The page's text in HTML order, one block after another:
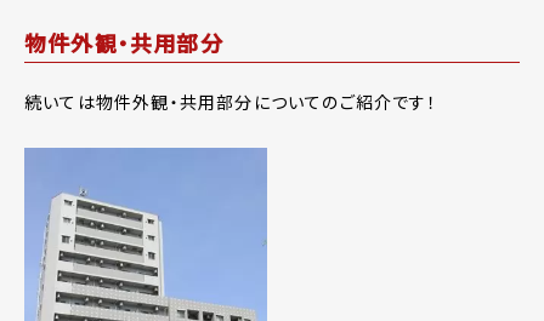
物件外観・共用部分
続いては物件外観・共用部分についてのご紹介です！